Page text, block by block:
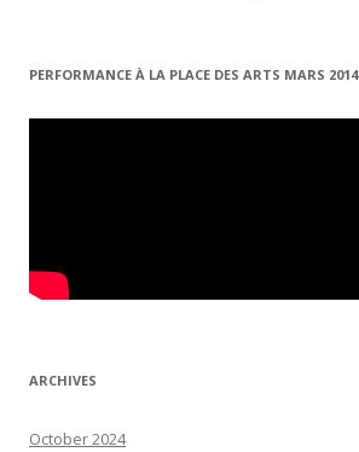
PERFORMANCE À LA PLACE DES ARTS MARS 2014
ARCHIVES
October 2024